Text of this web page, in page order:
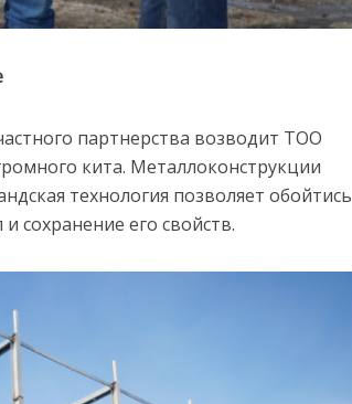
партнерства возводит ТОО
кита. Металлоконструкции
технология позволяет обойтись
сохранение его свойств.